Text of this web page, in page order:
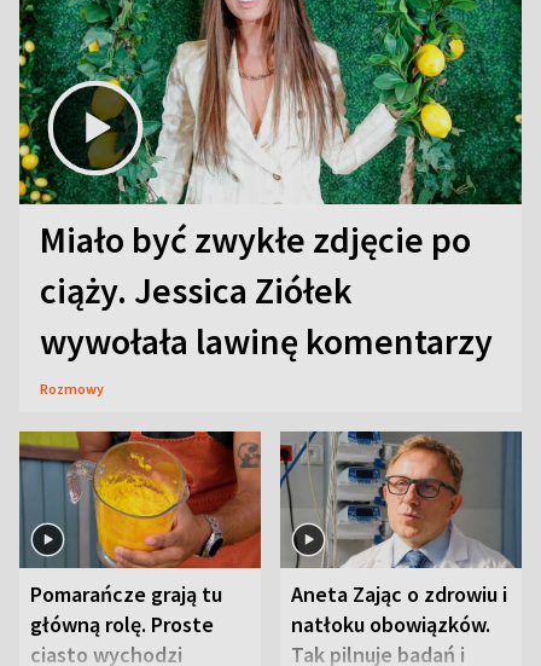
Miało być zwykłe zdjęcie po
ciąży. Jessica Ziółek
wywołała lawinę komentarzy
Rozmowy
Pomarańcze grają tu
główną rolę. Proste
ciasto wychodzi
Aneta Zając o zdrowiu i
natłoku obowiązków.
Tak pilnuje badań i